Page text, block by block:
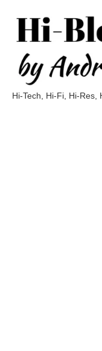
contenuto
Hi-Tech, Hi-Fi, Hi-Res,